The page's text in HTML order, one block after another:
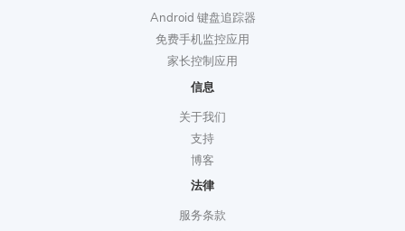
Android 键盘追踪器
免费手机监控应用
家长控制应用
信息
关于我们
支持
博客
法律
服务条款